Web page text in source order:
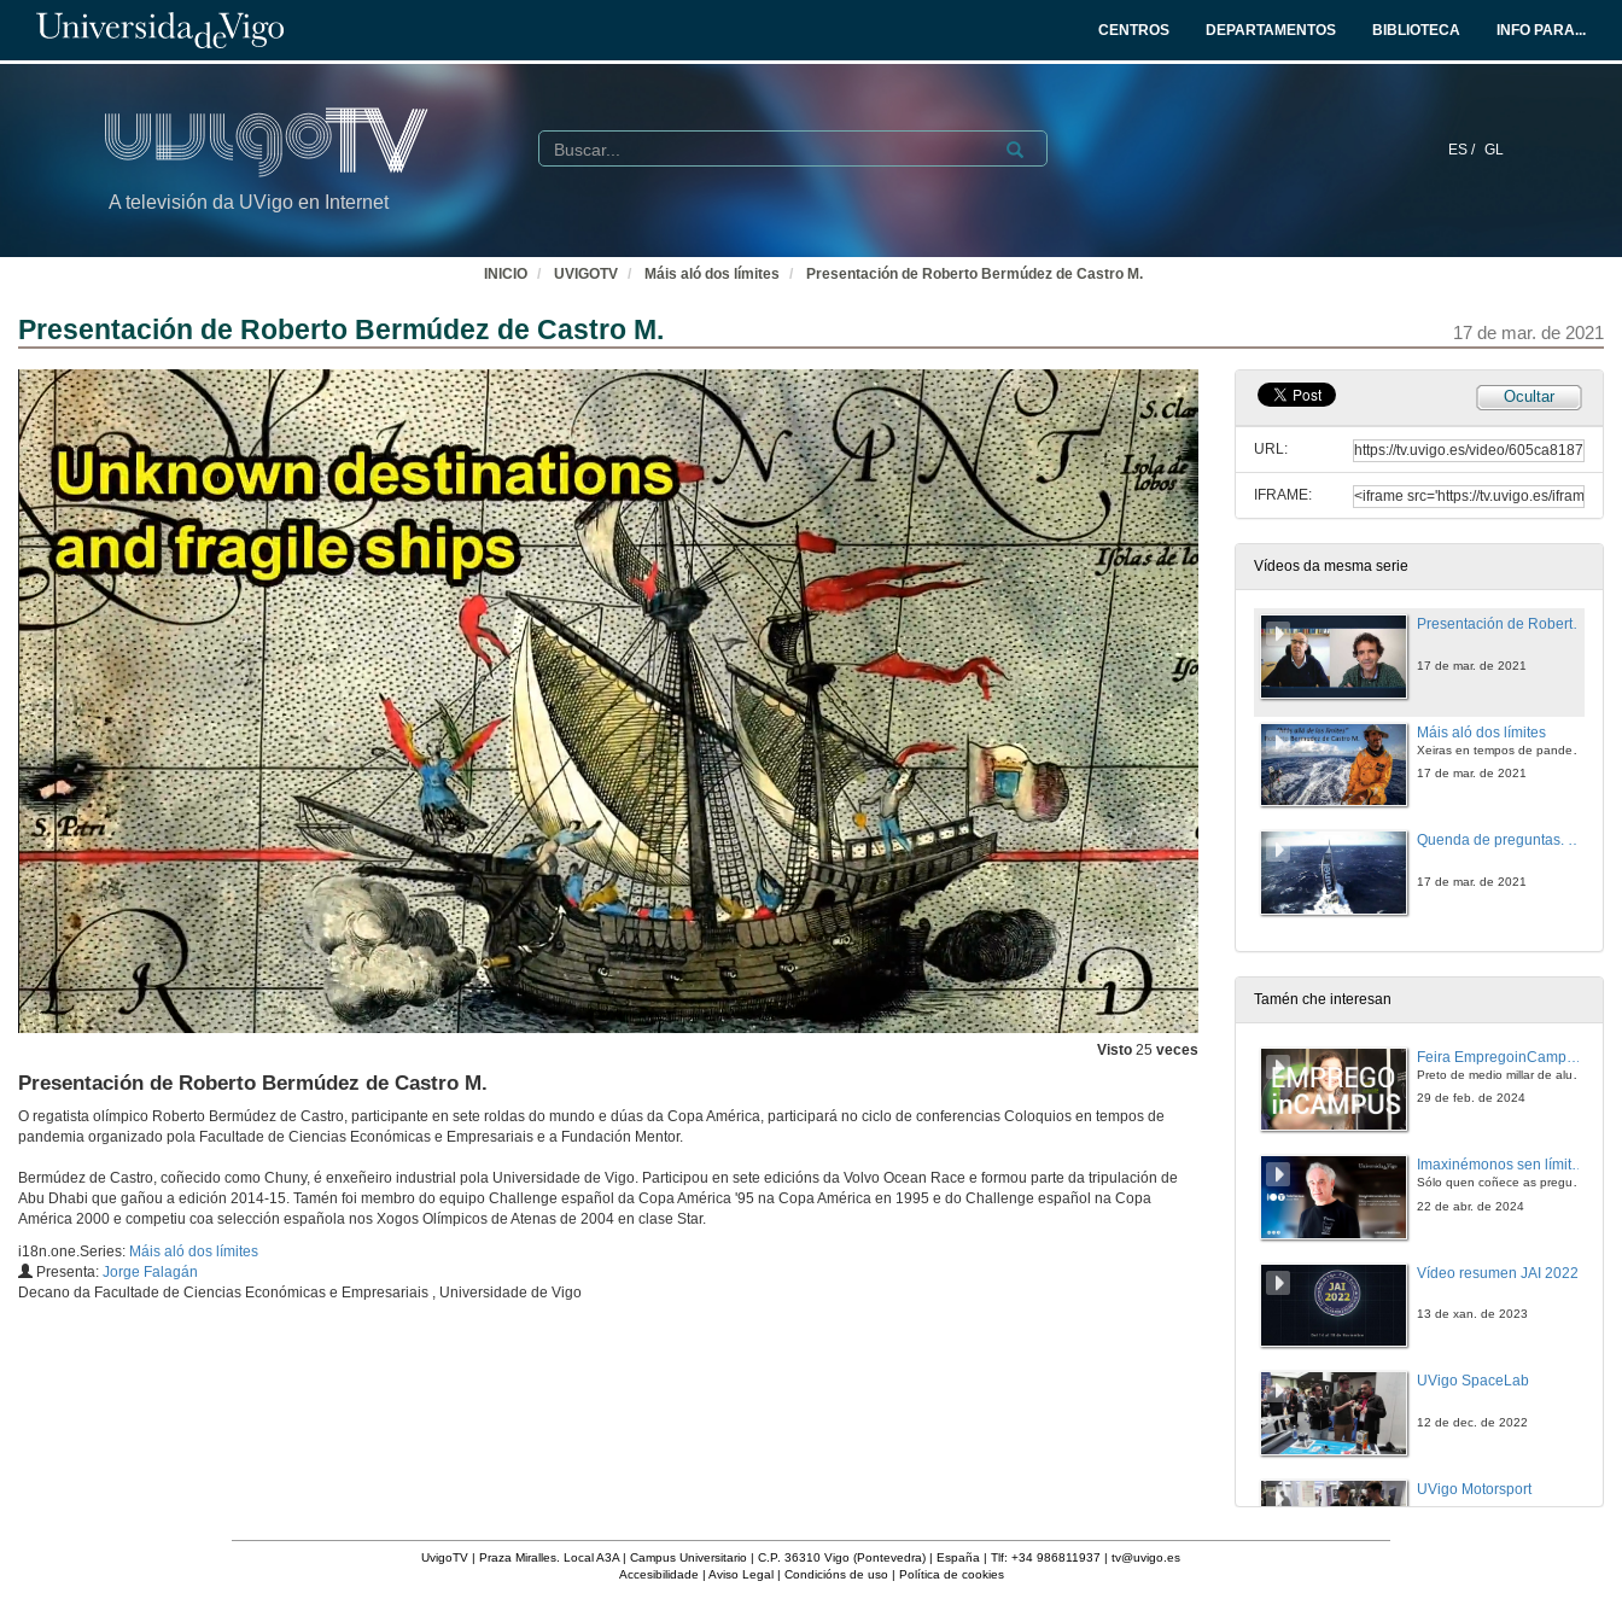
CENTROS DEPARTAMENTOS BIBLIOTECA INFO PARA...
A televisión da UVigo en Internet
ES / GL
Buscar Submit
INICIO UVIGOTV Máis aló dos límites Presentación de Roberto Bermúdez de Castro M.
Presentación de Roberto Bermúdez de Castro M. 17 de mar. de 2021
Visto 25 veces
Presentación de Roberto Bermúdez de Castro M.
O regatista olímpico Roberto Bermúdez de Castro, participante en sete roldas do mundo e dúas da Copa América, participará no ciclo de conferencias Coloquios en tempos de
pandemia organizado pola Facultade de Ciencias Económicas e Empresariais e a Fundación Mentor.
Bermúdez de Castro, coñecido como Chuny, é enxeñeiro industrial pola Universidade de Vigo. Participou en sete edicións da Volvo Ocean Race e formou parte da tripulación de
Abu Dhabi que gañou a edición 2014-15. Tamén foi membro do equipo Challenge español da Copa América '95 na Copa América en 1995 e do Challenge español na Copa
América 2000 e competiu coa selección española nos Xogos Olímpicos de Atenas de 2004 en clase Star.
i18n.one.Series: Máis aló dos límites
Presenta: Jorge Falagán
Decano da Facultade de Ciencias Económicas e Empresariais , Universidade de Vigo
Ocultar
URL:
IFRAME:
Vídeos da mesma serie
Presentación de Roberto Bermúdez de Castro M.
17 de mar. de 2021
Máis aló dos límites
Xeiras en tempos de pandemia
17 de mar. de 2021
Quenda de preguntas. Máis aló dos límites
17 de mar. de 2021
Tamén che interesan
Preto de medio millar de alumnas e alumnos buscan coñecer máis de preto as oportunidades que lles achegan as arredor de medio cento de empresas que participan na edición viguesa da feira. Xunto coa visita aos stands, durante a feria desenvólvense varias actividades complementarias, como obradoiros, conversas, mesas redondas ou o pasaporte de empregabilidade, un espazo no que poderán recibir asesoramento sobre o seu CV.
29 de feb. de 2024
Imaxinémonos sen límites. Cátedras Telefónica
Sólo quen coñece as preguntas pode imaxinar novas respostas
22 de abr. de 2024
Vídeo resumen JAI 2022
13 de xan. de 2023
UVigo SpaceLab
12 de dec. de 2022
UVigo Motorsport
UvigoTV | Praza Miralles. Local A3A | Campus Universitario | C.P. 36310 Vigo (Pontevedra) | España | Tlf: +34 986811937 | tv@uvigo.es
Accesibilidade | Aviso Legal| Condicións de uso| Política de cookies